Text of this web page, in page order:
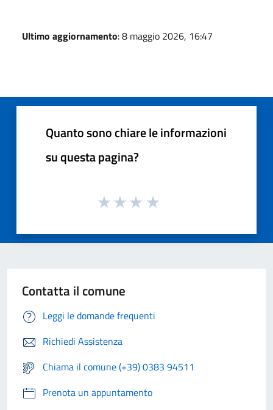
Ultimo aggiornamento: 8 maggio 2026, 16:47
Quanto sono chiare le informazioni
su questa pagina?
Contatta il comune
Leggi le domande frequenti
Richiedi Assistenza
Chiama il comune (+39) 0383 94511
Prenota un appuntamento